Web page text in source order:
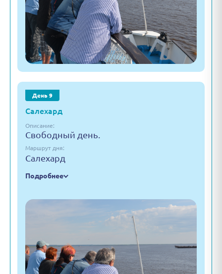
День 9
Салехард
Описание:
Свободный день.
Маршрут дня:
Салехард
Подробнее